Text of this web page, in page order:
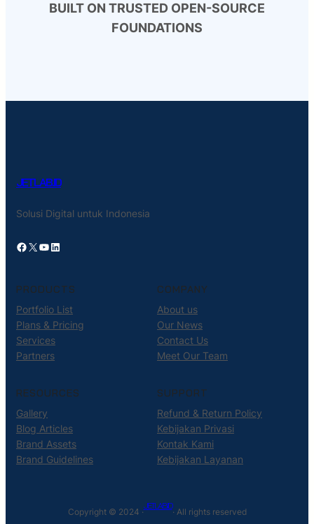
BUILT ON TRUSTED OPEN-SOURCE
FOUNDATIONS
JETLAB.ID
Solusi Digital untuk Indonesia
Facebook X YouTube LinkedIn
PRODUCTS
Portfolio List
Plans & Pricing
Services
Partners
COMPANY
About us
Our News
Contact Us
Meet Our Team
RESOURCES
Gallery
Blog Articles
Brand Assets
Brand Guidelines
SUPPORT
Refund & Return Policy
Kebijakan Privasi
Kontak Kami
Kebijakan Layanan
Copyright © 2024 ·
JETLAB.ID
· All rights reserved